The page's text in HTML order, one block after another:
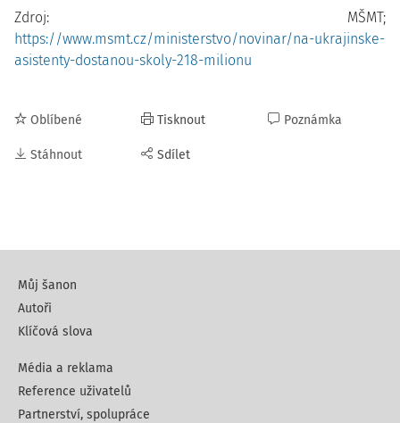
Zdroj: MŠMT;
https://www.msmt.cz/ministerstvo/novinar/na-ukrajinske-
asistenty-dostanou-skoly-218-milionu
Oblíbené
Stáhnout
Tisknout
Sdílet
Poznámka
Můj šanon
Autoři
Klíčová slova
Média a reklama
Reference uživatelů
Partnerství, spolupráce